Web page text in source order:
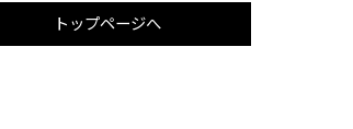
トップページへ